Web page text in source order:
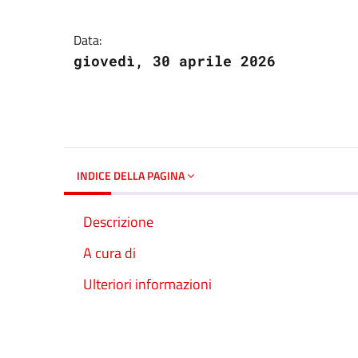
Data:
giovedì, 30 aprile 2026
INDICE DELLA PAGINA
Descrizione
A cura di
Ulteriori informazioni